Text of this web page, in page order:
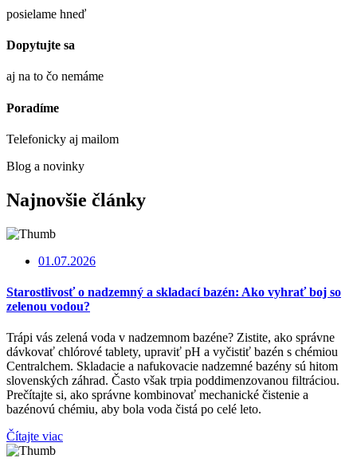
posielame hneď
Dopytujte sa
aj na to čo nemáme
Poradíme
Telefonicky aj mailom
Blog a novinky
Najnovšie články
01.07.2026
Starostlivosť o nadzemný a skladací bazén: Ako vyhrať boj so
zelenou vodou?
Trápi vás zelená voda v nadzemnom bazéne? Zistite, ako správne
dávkovať chlórové tablety, upraviť pH a vyčistiť bazén s chémiou
Centralchem. Skladacie a nafukovacie nadzemné bazény sú hitom
slovenských záhrad. Často však trpia poddimenzovanou filtráciou.
Prečítajte si, ako správne kombinovať mechanické čistenie a
bazénovú chémiu, aby bola voda čistá po celé leto.
Čítajte viac